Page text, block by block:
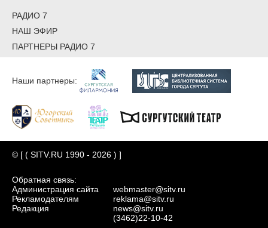
РАДИО 7
НАШ ЭФИР
ПАРТНЕРЫ РАДИО 7
Наши партнеры:
© [ ( SITV.RU 1990 - 2026 ) ]
Обратная связь:
Администрация сайта
Рекламодателям
Редакция
webmaster@sitv.ru
reklama@sitv.ru
news@sitv.ru
(3462)22-10-42